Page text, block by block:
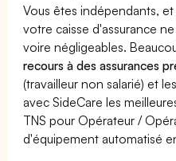
Vous êtes indépendants,
votre caisse d'assurance
voire négligeables.
recours à des assurances
(travailleur non salarié) et
avec SideCare les
TNS pour Opérateur /
d'équipement automatisé